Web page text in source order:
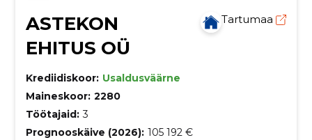
ASTEKON
EHITUS OÜ
Tartumaa
Krediidiskoor: Usaldusväärne
Maineskoor: 2280
Töötajaid: 3
Prognooskäive (2026): 105 192 €